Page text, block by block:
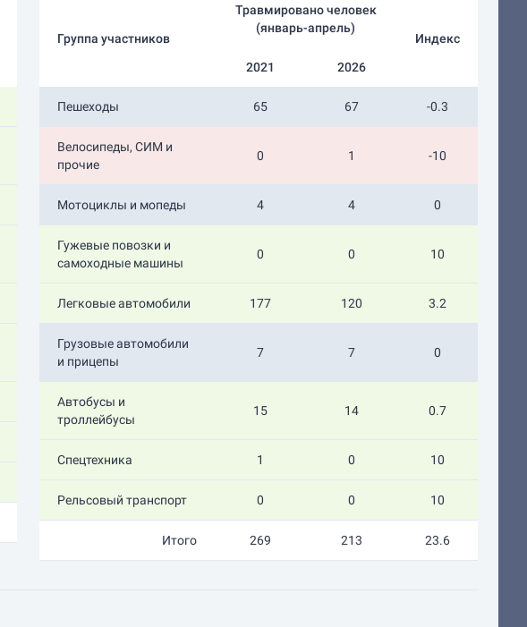
Группа участников
Травмировано человек
(январь-апрель)
Индекс
2021
2026
Пешеходы 65 67 -0.3
Велосипеды, СИМ и
прочие
0 1 -10
Мотоциклы и мопеды 4 4 0
Гужевые повозки и
самоходные машины
0 0 10
Легковые автомобили 177 120 3.2
Грузовые автомобили
и прицепы
7 7 0
Автобусы и
троллейбусы
15 14 0.7
Спецтехника 1 0 10
Рельсовый транспорт 0 0 10
Итого 269 213 23.6